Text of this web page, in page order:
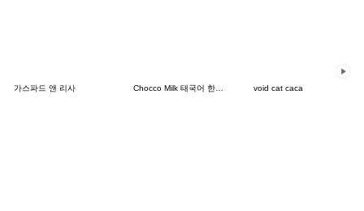
가스파드 앤 리사 void cat caca